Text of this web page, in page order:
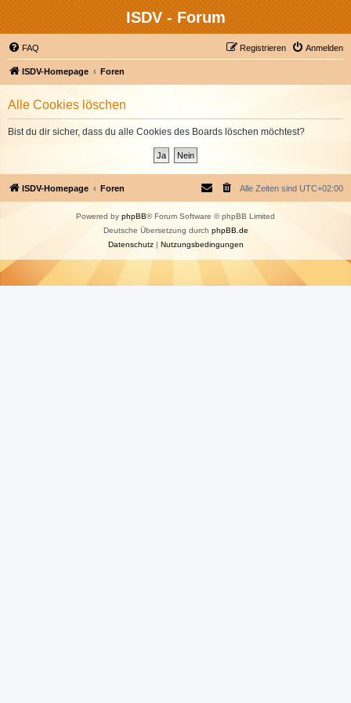
ISDV - Forum
FAQ Anmelden
Registrieren
ISDV-Homepage Foren
Alle Cookies löschen
Bist du dir sicher, dass du alle Cookies des Boards löschen möchtest?
ISDV-Homepage Foren Alle Zeiten sind UTC+02:00
Powered by phpBB® Forum Software © phpBB Limited
Deutsche Übersetzung durch phpBB.de
Datenschutz| Nutzungsbedingungen